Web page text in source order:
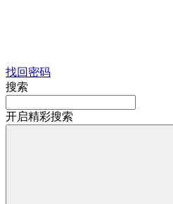
找回密码
搜索
开启精彩搜索